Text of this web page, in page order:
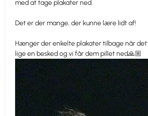
med at tage plakater ned.
Det er der mange, der kunne lære lidt af!
Hænger der enkelte plakater tilbage når det
lige en besked og vi får dem pillet ned🙏🏼